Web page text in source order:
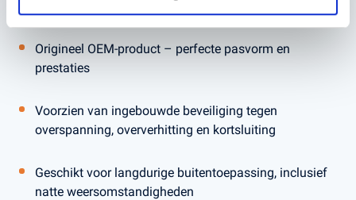
Origineel OEM-product – perfecte pasvorm en
prestaties
Voorzien van ingebouwde beveiliging tegen
overspanning, oververhitting en kortsluiting
Geschikt voor langdurige buitentoepassing, inclusief
natte weersomstandigheden